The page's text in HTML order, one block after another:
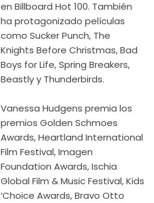
en Billboard Hot 100. También
ha protagonizado películas
como Sucker Punch, The
Knights Before Christmas, Bad
Boys for Life, Spring Breakers,
Beastly y Thunderbirds.
Vanessa Hudgens premia los
premios Golden Schmoes
Awards, Heartland International
Film Festival, Imagen
Foundation Awards, Ischia
Global Film & Music Festival, Kids
‘Choice Awards, Bravo Otto